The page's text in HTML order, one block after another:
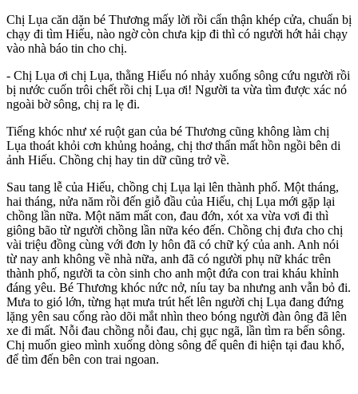
Chị Lụa căn dặn bé Thương mấy lời rồi cẩn thận khép cửa, chuẩn bị
chạy đi tìm Hiếu, nào ngờ còn chưa kịp đi thì có người hớt hải chạy
vào nhà báo tin cho chị.
- Chị Lụa ơi chị Lụa, thằng Hiếu nó nhảy xuống sông cứu người rồi
bị nước cuốn trôi chết rồi chị Lụa ơi! Người ta vừa tìm được xác nó
ngoài bờ sông, chị ra lẹ đi.
Tiếng khóc như xé ruột gan của bé Thương cũng không làm chị
Lụa thoát khỏi cơn khủng hoảng, chị thơ thẩn mất hồn ngồi bên di
ảnh Hiếu. Chồng chị hay tin dữ cũng trở về.
Sau tang lễ của Hiếu, chồng chị Lụa lại lên thành phố. Một tháng,
hai tháng, nửa năm rồi đến giỗ đầu của Hiếu, chị Lụa mới gặp lại
chồng lần nữa. Một năm mất con, đau đớn, xót xa vừa vơi đi thì
giông bão từ người chồng lần nữa kéo đến. Chồng chị đưa cho chị
vài triệu đồng cùng với đơn ly hôn đã có chữ ký của anh. Anh nói
từ nay anh không về nhà nữa, anh đã có người phụ nữ khác trên
thành phố, người ta còn sinh cho anh một đứa con trai kháu khỉnh
đáng yêu. Bé Thương khóc nức nở, níu tay ba nhưng anh vẫn bỏ đi.
Mưa to gió lớn, từng hạt mưa trút hết lên người chị Lụa đang đứng
lặng yên sau cổng rào dõi mắt nhìn theo bóng người đàn ông đã lên
xe đi mất. Nỗi đau chồng nỗi đau, chị gục ngã, lần tìm ra bến sông.
Chị muốn gieo mình xuống dòng sông để quên đi hiện tại đau khổ,
để tìm đến bên con trai ngoan.